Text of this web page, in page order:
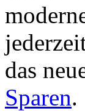
das
Sparen.